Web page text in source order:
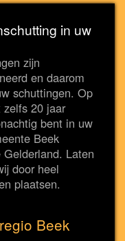
in uw
zijn
en daarom
schuttingen. Op
20 jaar
bent in uw
Beek
Laten
door heel
plaatsen.
Beek